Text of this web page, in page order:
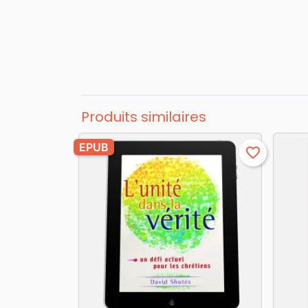
Produits similaires
EPUB favorite_border